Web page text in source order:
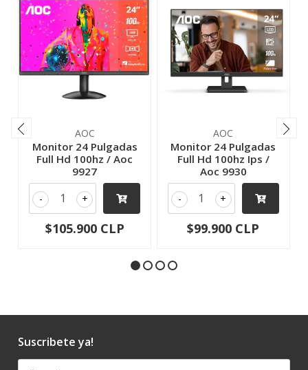
AOC
Monitor 24 Pulgadas
Full Hd 100hz / Aoc
9927
+
-
$105.900 CLP
AOC
Monitor 24 Pulgadas
Full Hd 100hz Ips /
Aoc 9930
+
-
$99.900 CLP
Suscribete ya!